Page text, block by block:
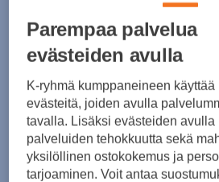
February 2026(5)
(6)
December 2025(8)
October 2025 (8)
September 2025(5)
August 2025(6)
July 2025(7)
June 2025 (7)
May 2025(6)
Parempaa palvelua
evästeiden avulla
K-ryhmä kumppaneineen
evästeitä, joiden avulla
tavalla. Lisäksi evästeiden avulla
palveluiden tehokkuutta sekä
yksilöllinen ostokokemus ja
tarjoaminen. Voit antaa